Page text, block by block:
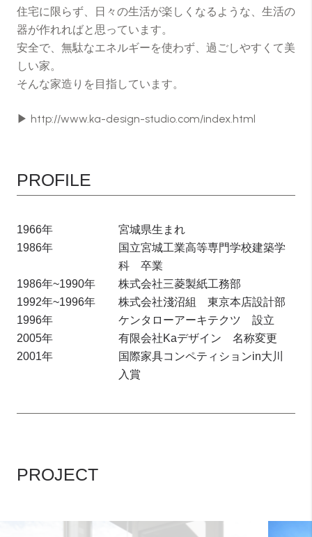
住宅に限らず、日々の生活が楽しくなるような、生活の
器が作れればと思っています。
安全で、無駄なエネルギーを使わず、過ごしやすくて美
しい家。
そんな家造りを目指しています。
▶ http://www.ka-design-studio.com/index.html
PROFILE
1966年
宮城県生まれ
1986年
国立宮城工業高等専門学校建築学
科 卒業
1986年~1990年
株式会社三菱製紙工務部
1992年~1996年
株式会社淺沼組 東京本店設計部
1996年
ケンタローアーキテクツ 設立
2005年
有限会社Kaデザイン 名称変更
2001年
国際家具コンペティションin大川
入賞
PROJECT